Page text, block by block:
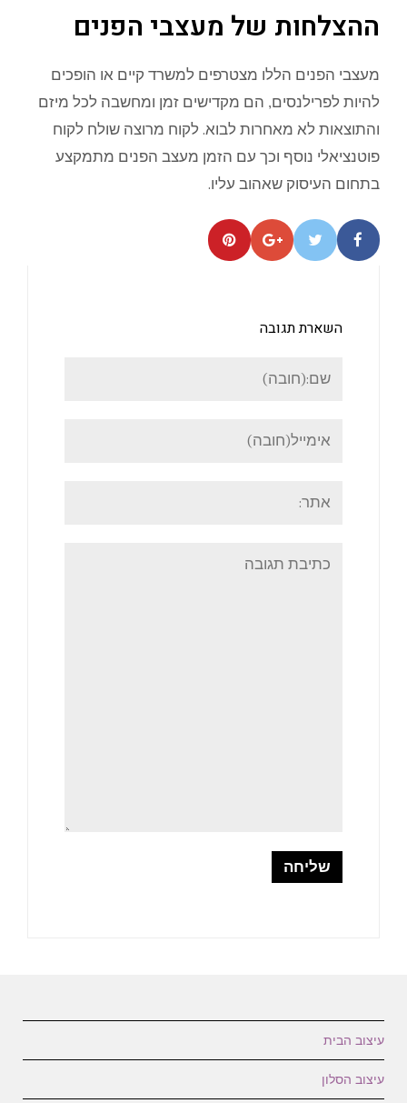
ההצלחות של מעצבי הפנים
מעצבי הפנים הללו מצטרפים למשרד קיים או הופכים
להיות לפרילנסים, הם מקדישים זמן ומחשבה לכל מיזם
והתוצאות לא מאחרות לבוא. לקוח מרוצה שולח לקוח
פוטנציאלי נוסף וכך עם הזמן מעצב הפנים מתמקצע
בתחום העיסוק שאהוב עליו.
השארת תגובה
עיצוב הבית
עיצוב הסלון